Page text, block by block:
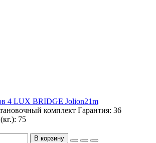
4 LUX BRIDGE Jolion21m
комплект Гарантия: 36
75
В корзину